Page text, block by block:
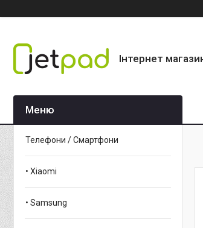
Інтернет
Телефони / Смартфони
• Xiaomi
• Samsung